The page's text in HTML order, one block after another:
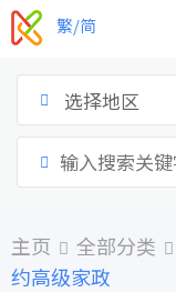
跳
到
繁/简
选择地区
主页 全部分类
约高级家政